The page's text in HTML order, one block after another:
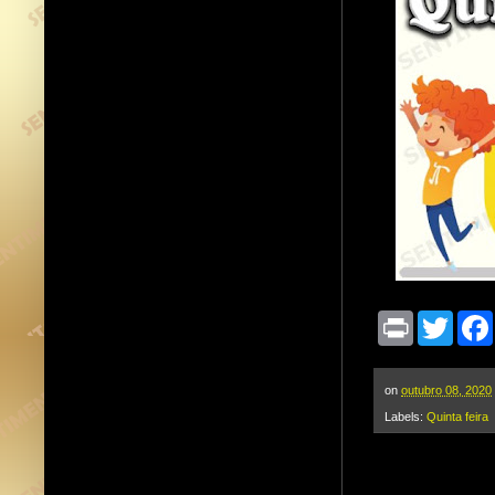
n
t
w
t
t
r
on outubro 08, 2020
Labels: Quinta feira